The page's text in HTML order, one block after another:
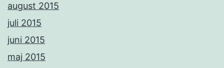
august 2015
juli 2015
juni 2015
maj 2015